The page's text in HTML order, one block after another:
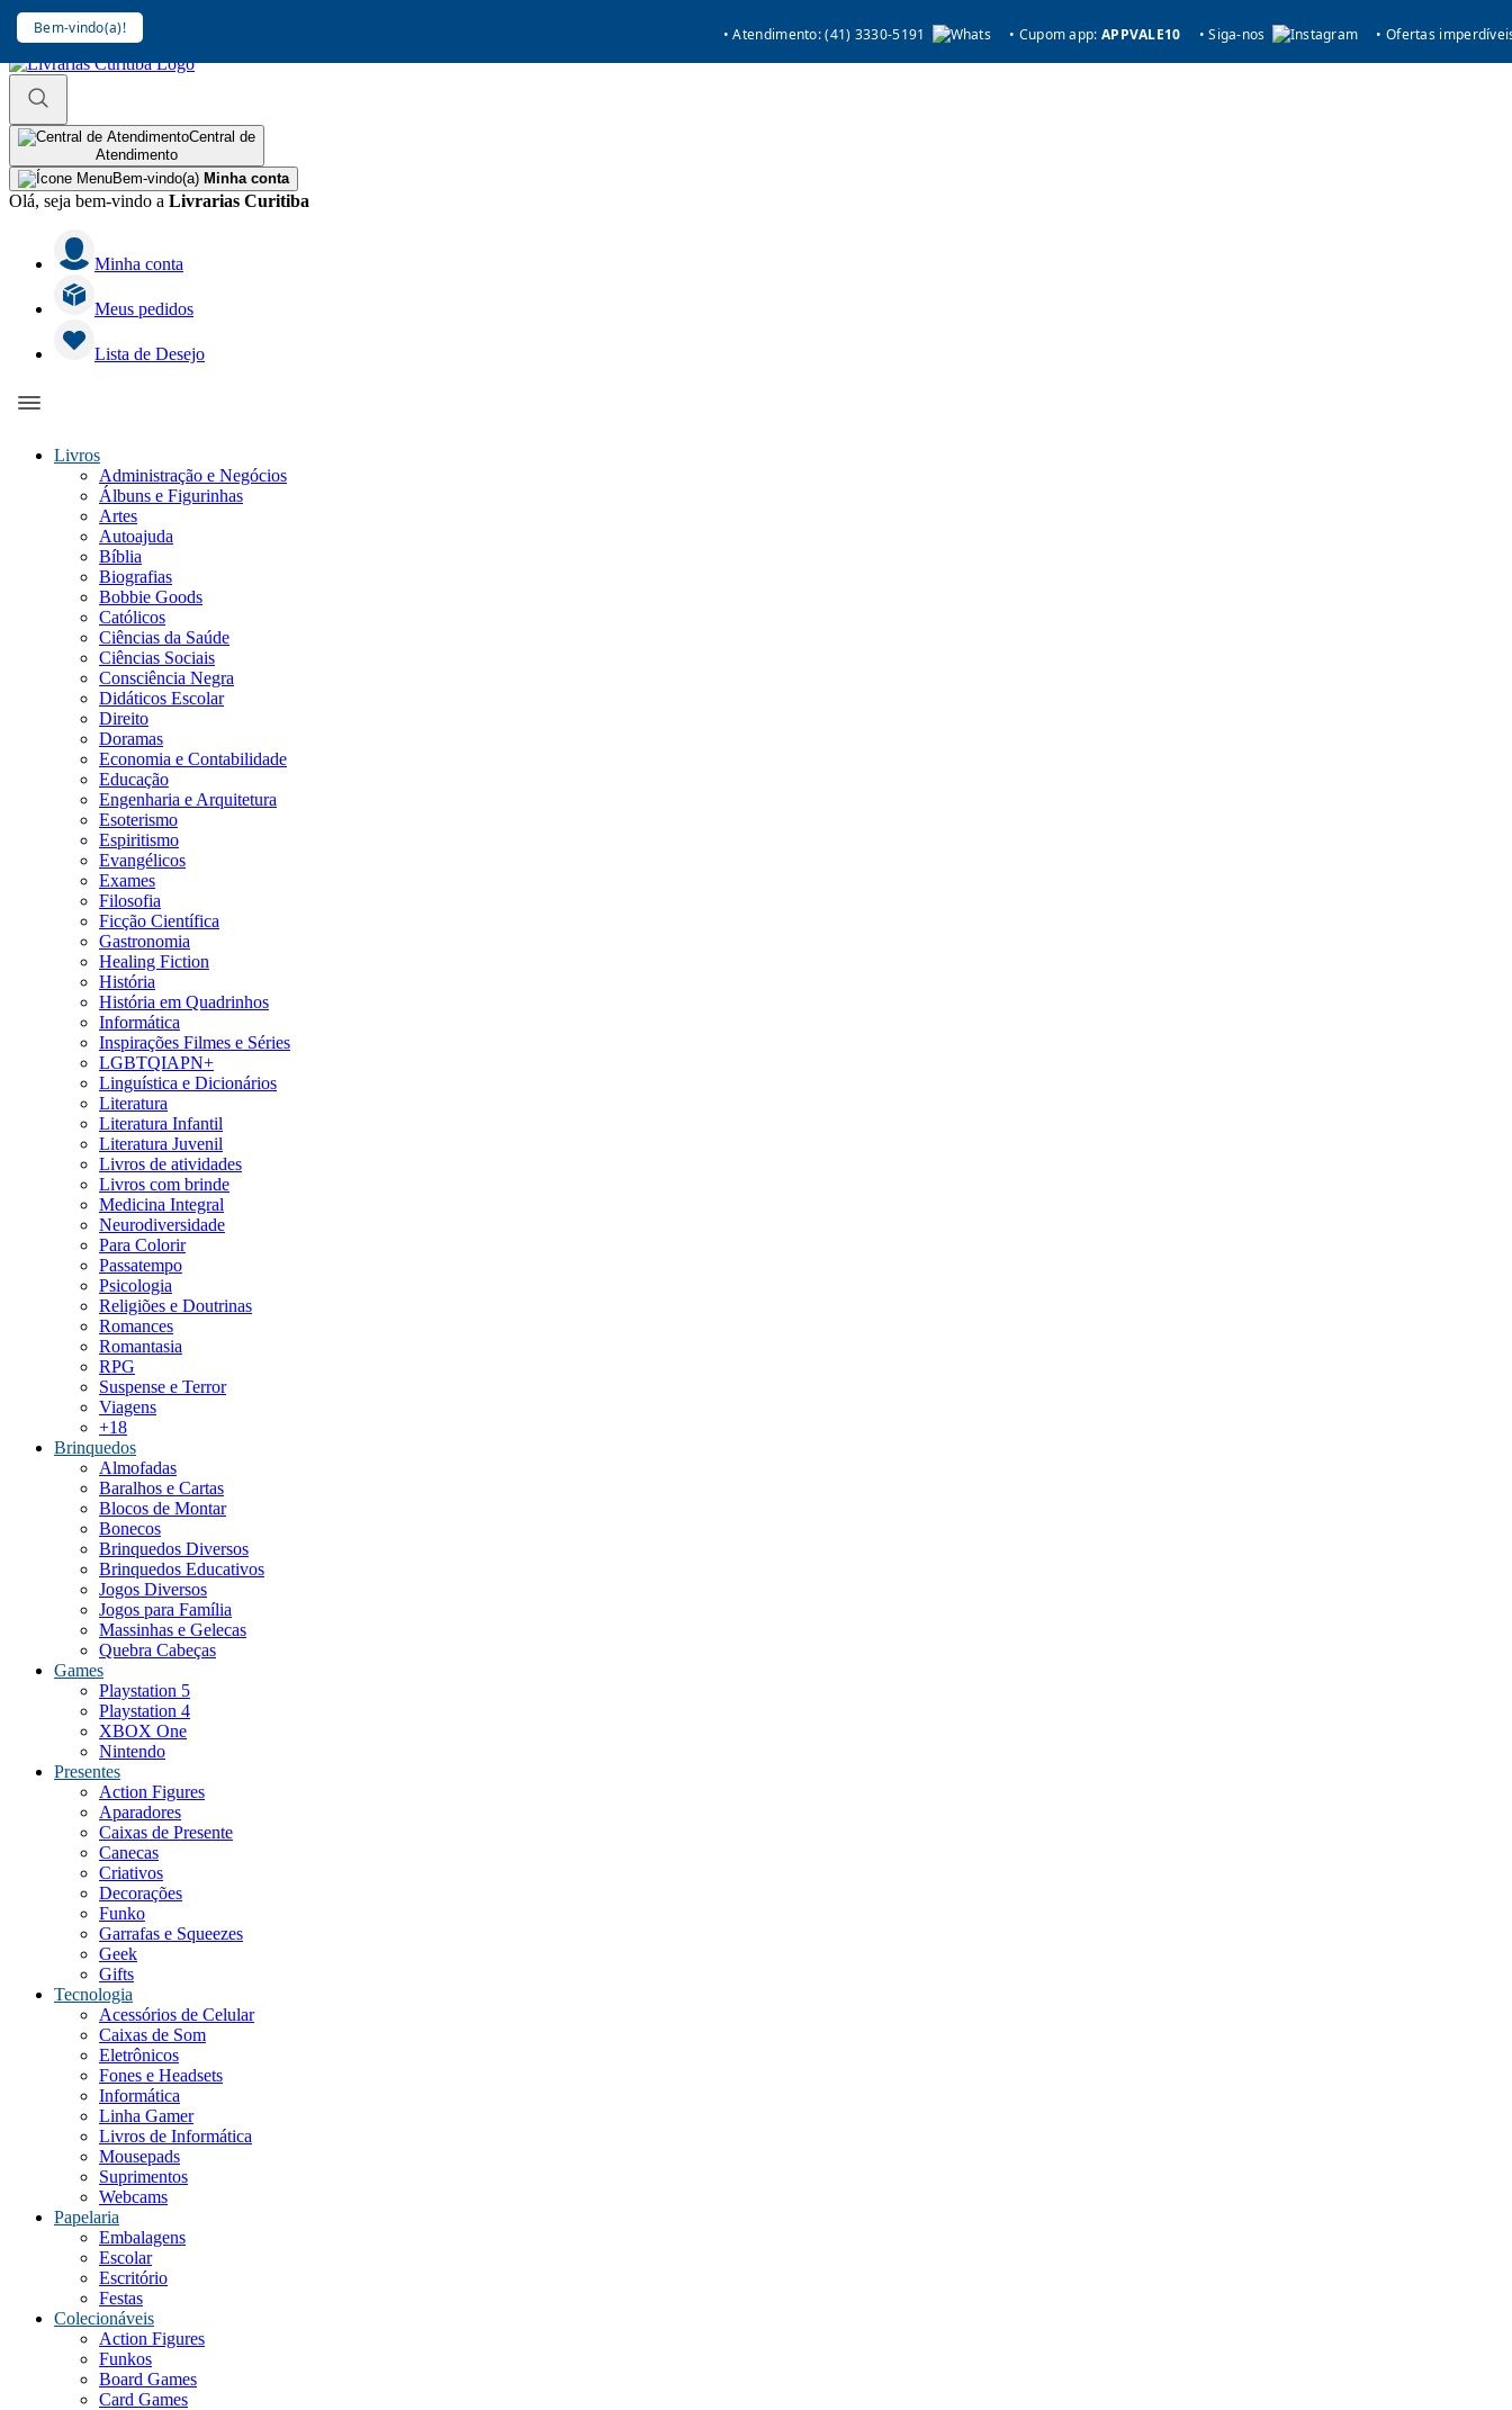
Bem-vindo(a)! • Atendimento: (41) 3330-5191 • Cupom app: APPVALE10 • Siga-nos • Ofertas
Central de
Atendimento
Bem-vindo(a) Minha conta
Olá, seja bem-vindo a Livrarias Curitiba
Minha conta
Meus pedidos
Lista de Desejo
Livros
Administração e Negócios
Álbuns e Figurinhas
Artes
Autoajuda
Bíblia
Biografias
Bobbie Goods
Católicos
Ciências da Saúde
Ciências Sociais
Consciência Negra
Didáticos Escolar
Direito
Doramas
Economia e Contabilidade
Educação
Engenharia e Arquitetura
Esoterismo
Espiritismo
Evangélicos
Exames
Filosofia
Ficção Científica
Gastronomia
Healing Fiction
História
História em Quadrinhos
Informática
Inspirações Filmes e Séries
LGBTQIAPN+
Linguística e Dicionários
Literatura
Literatura Infantil
Literatura Juvenil
Livros de atividades
Livros com brinde
Medicina Integral
Neurodiversidade
Para Colorir
Passatempo
Psicologia
Religiões e Doutrinas
Romances
Romantasia
RPG
Suspense e Terror
Viagens
+18
Brinquedos
Almofadas
Baralhos e Cartas
Blocos de Montar
Bonecos
Brinquedos Diversos
Brinquedos Educativos
Jogos Diversos
Jogos para Família
Massinhas e Gelecas
Quebra Cabeças
Games
Playstation 5
Playstation 4
XBOX One
Nintendo
Presentes
Action Figures
Aparadores
Caixas de Presente
Canecas
Criativos
Decorações
Funko
Garrafas e Squeezes
Geek
Gifts
Tecnologia
Acessórios de Celular
Caixas de Som
Eletrônicos
Fones e Headsets
Informática
Linha Gamer
Livros de Informática
Mousepads
Suprimentos
Webcams
Papelaria
Embalagens
Escolar
Escritório
Festas
Colecionáveis
Action Figures
Funkos
Board Games
Card Games